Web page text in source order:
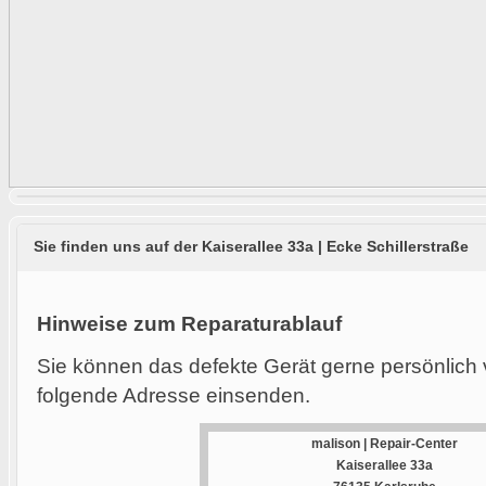
Sie finden uns auf der Kaiserallee 33a | Ecke Schillerstraße
Hinweise zum Reparaturablauf
Sie können das defekte Gerät gerne
folgende Adresse einsenden.
malison | Repair-Center
Kaiserallee 33a